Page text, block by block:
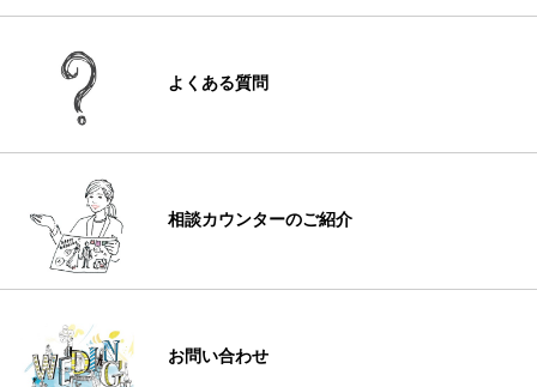
よくある質問
相談カウンターのご紹介
お問い合わせ